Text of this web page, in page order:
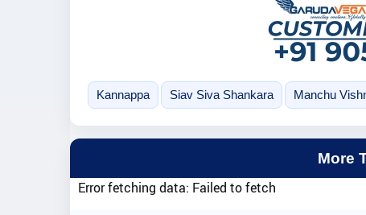
Kannappa Siav Siva Shankara Manchu
More
Error fetching data: Failed to fetch